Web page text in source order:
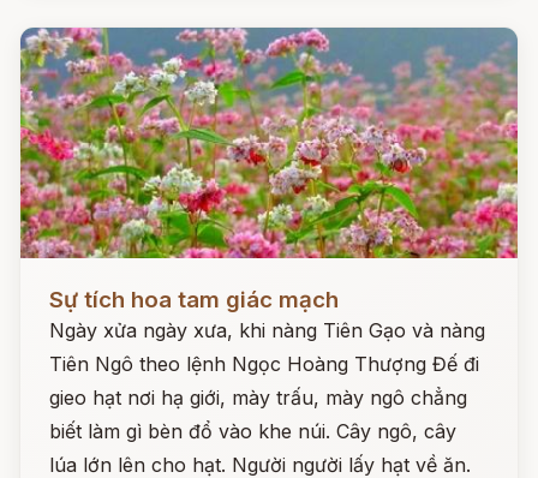
Sự tích hoa tam giác mạch
Ngày xửa ngày xưa, khi nàng Tiên Gạo và nàng
Tiên Ngô theo lệnh Ngọc Hoàng Thượng Đế đi
gieo hạt nơi hạ giới, mày trấu, mày ngô chẳng
biết làm gì bèn đổ vào khe núi. Cây ngô, cây
lúa lớn lên cho hạt. Người người lấy hạt về ăn.